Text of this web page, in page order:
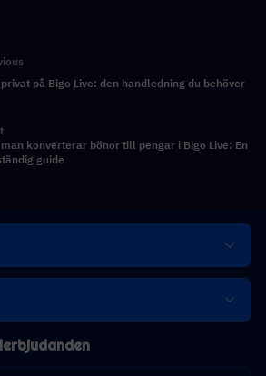
på Bigo Live: den handledning du behöver
konverterar bönor till pengar i Bigo Live: En
guide